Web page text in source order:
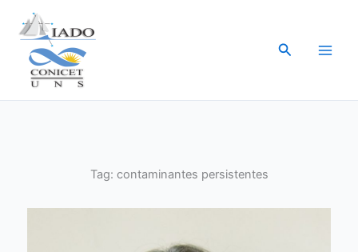
contenido
Buscar
Tag: contaminantes persistentes